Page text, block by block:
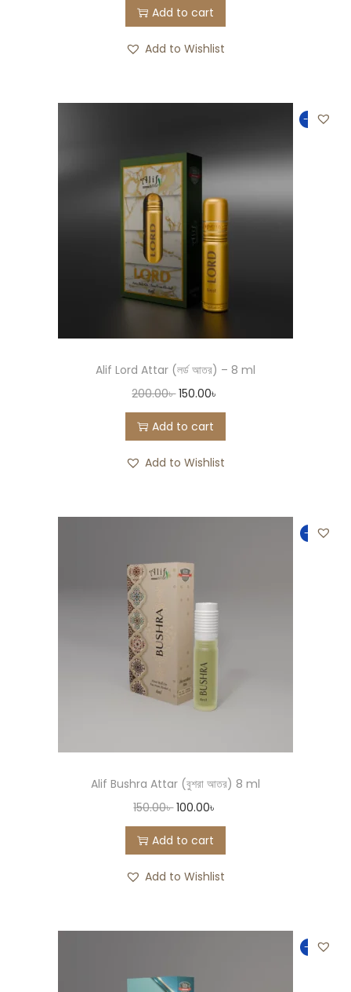
Add to cart
Add to Wishlist
-25%
Alif Lord Attar (লর্ড আতর) – 8 ml
200.00৳ 150.00৳
Add to cart
Add to Wishlist
-33%
Alif Bushra Attar (বুশরা আতর) 8 ml
150.00৳ 100.00৳
Add to cart
Add to Wishlist
-33%